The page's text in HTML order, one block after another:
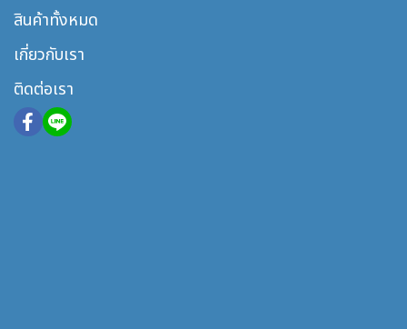
สินค้าทั้งหมด
เกี่ยวกับเรา
ติดต่อเรา